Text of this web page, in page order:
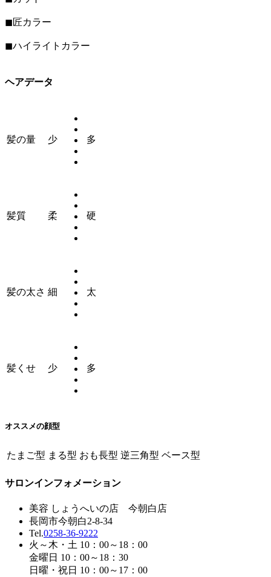
◼︎匠カラー
◼︎ハイライトカラー
ヘアデータ
髪の量 少 多
髪質 柔 硬
髪の太さ 細 太
髪くせ 少 多
オススメの顔型
たまご型 まる型 おも長型 逆三角型 ベース型
サロンインフォメーション
美容 しょうへいの店 今朝白店
長岡市今朝白2-8-34
Tel.0258-36-9222
火～木・土 10：00～18：00
金曜日 10：00～18：30
日曜・祝日 10：00～17：00